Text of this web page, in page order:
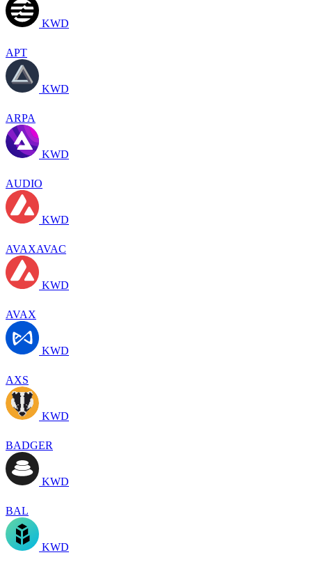
KWD
APT
KWD
ARPA
KWD
AUDIO
KWD
AVAXAVAC
KWD
AVAX
KWD
AXS
KWD
BADGER
KWD
BAL
KWD